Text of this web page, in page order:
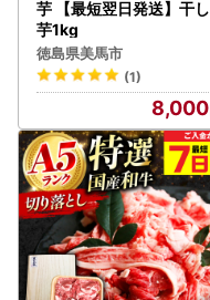
芋 【最短翌日発送】干し
芋1kg
徳島県美馬市
(1)
8,000